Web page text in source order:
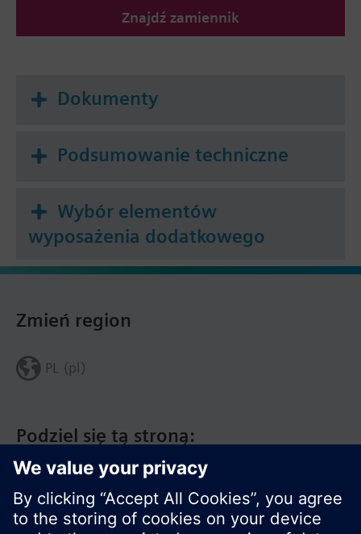
Znajdź zamiennik
Dokumenty
Podsumowanie techniczne
Wybór elementów
wyposażenia dodatkowego
Podziel się tą stroną:
Zmień region
PL (pl)